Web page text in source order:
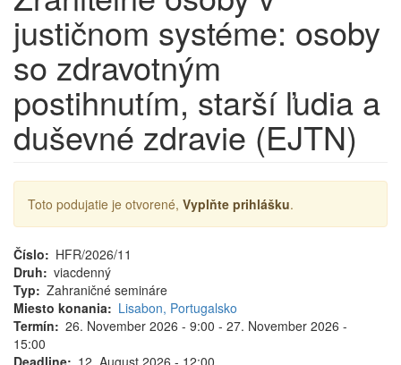
justičnom systéme: osoby
so zdravotným
postihnutím, starší ľudia a
duševné zdravie (EJTN)
Toto podujatie je otvorené, Vyplňte prihlášku.
Číslo
HFR/2026/11
Druh
viacdenný
Typ
Zahraničné semináre
Miesto konania
Lisabon, Portugalsko
Termín
26. November 2026 - 9:00 - 27. November 2026 -
15:00
Deadline
12. August 2026 - 12:00